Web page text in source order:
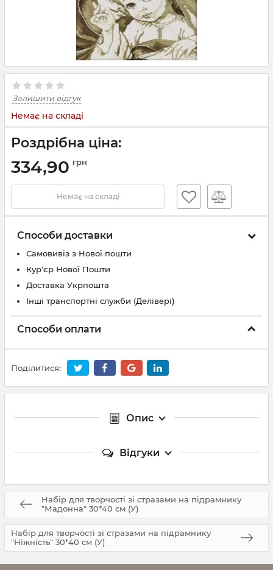
Залишити відгук
Немає на складі
Роздрібна ціна:
334,90 грн
Немає на складі
Способи доставки
Самовивіз з Нової пошти
Кур'єр Нової Пошти
Доставка Укрпошта
Інші транспортні служби (Делівері)
Способи оплати
Поділитися:
Опис
Відгуки
Набір для творчості зі стразами на підрамнику
"Мадонна" 30*40 см (У)
Набір для творчості зі стразами на підрамнику
"Ніжність" 30*40 см (У)